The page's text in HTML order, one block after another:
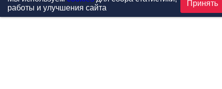
работы и улучшения сайта
Принять